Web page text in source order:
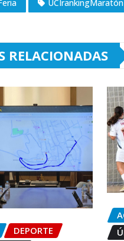
UCIrankingMaratón
RELACIONADAS
DEPORTE